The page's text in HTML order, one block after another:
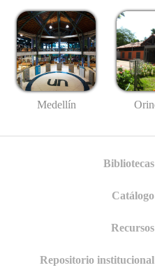
Medellín
Bibliotecas
Catálogo
Recursos
Repositorio institucional